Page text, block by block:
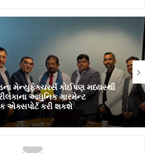
અભ્યાસ કરવા ઈચ્છતા
પીટીઈ પાર્ટનર મીટનું